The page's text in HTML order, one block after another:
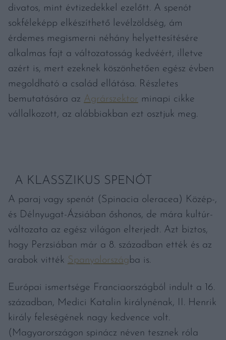
divatos, mint évtizedekkel ezelőtt. A spenót
sokféleképp elkészíthető levélzöldség, ám
érdemes megismerni néhány helyettesítésére
alkalmas fajt a változatosság kedvéért, illetve
azért is, mert ezeknek köszönhetően egész évben
megoldható a család ellátása. Részletes
bemutatására az Agrárszektor minapi cikke
vállalkozott, az alábbiakban ezt osztjuk meg.
A KLASSZIKUS SPENÓT
A paraj vagy spenót (Spinacia oleracea) Közép-,
és Délnyugat-Ázsiában őshonos, de mára kultúr-
változata az egész világon elterjedt. Azt biztos,
hogy Perzsiában már a 8. században ették és az
arabok vitték Spanyolország ba is.
Európai ismertsége Franciaországból indult a 16.
században, Medici Katalin királynénak, II. Henrik
király feleségének nagy kedvence volt.
(Magyarországon spinácz néven tesznek róla